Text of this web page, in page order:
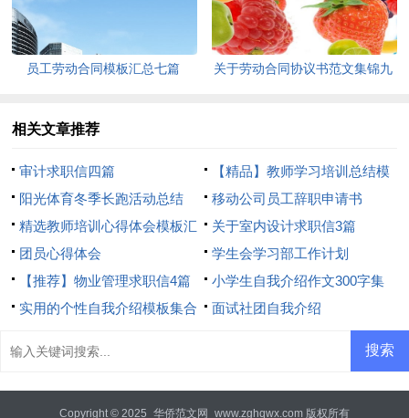
员工劳动合同模板汇总七篇
关于劳动合同协议书范文集锦九
相关文章推荐
审计求职信四篇
【精品】教师学习培训总结模
板8篇
阳光体育冬季长跑活动总结
移动公司员工辞职申请书
精选教师培训心得体会模板汇
总8篇
关于室内设计求职信3篇
团员心得体会
学生会学习部工作计划
【推荐】物业管理求职信4篇
小学生自我介绍作文300字集
合7篇
实用的个性自我介绍模板集合
面试社团自我介绍
Copyright © 2025 华侨范文网 www.zghqwx.com 版权所有